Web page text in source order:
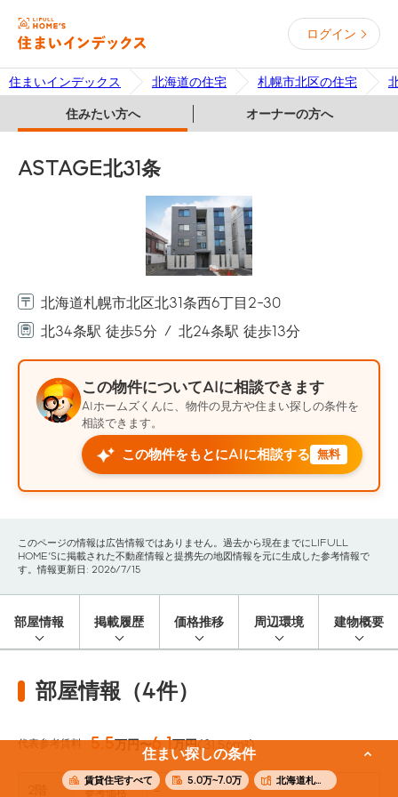
ログイン
住まいインデックス 北海道の住宅 札幌市北区の住宅
住みたい方へ オーナーの方へ
住まい探しの条件
賃貸住宅すべて 5.0万~7.0万 北海道札幌市北区
ASTAGE北31条
北海道札幌市北区北31条西6丁目2-30
北34条駅 徒歩5分
北24条駅 徒歩13分
この物件についてAIに相談できます
AIホームズくんに、物件の見方や住まい探しの条件を
相談できます。
この物件をもとにAIに相談する 無料
このページの情報は広告情報ではありません。過去から現在までにLIFULL
HOME'Sに掲載された不動産情報と提携先の地図情報を元に生成した参考情報で
す。情報更新日: 2026/7/15
部屋情報 掲載履歴 価格推移 周辺環境 建物概要
部屋情報（4件）
代表参考賃料 5.5万円〜6.1万円(31.56m²)
参考価格 -